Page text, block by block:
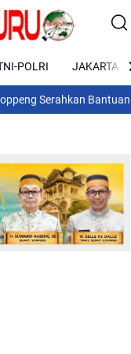
POLRI JAKARTA
Serahkan Bantuan